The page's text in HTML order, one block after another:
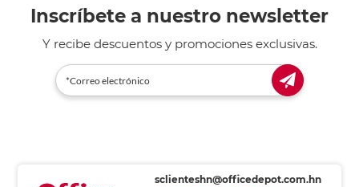
Inscríbete a nuestro newsletter
Y recibe descuentos y promociones exclusivas.
sclienteshn@officedepot.com.hn